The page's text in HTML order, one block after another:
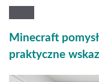
Minecraft
praktyczne